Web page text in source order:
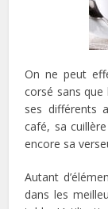
On ne peut
corsé sans
ses différents
café, sa
encore sa
Autant
dans les